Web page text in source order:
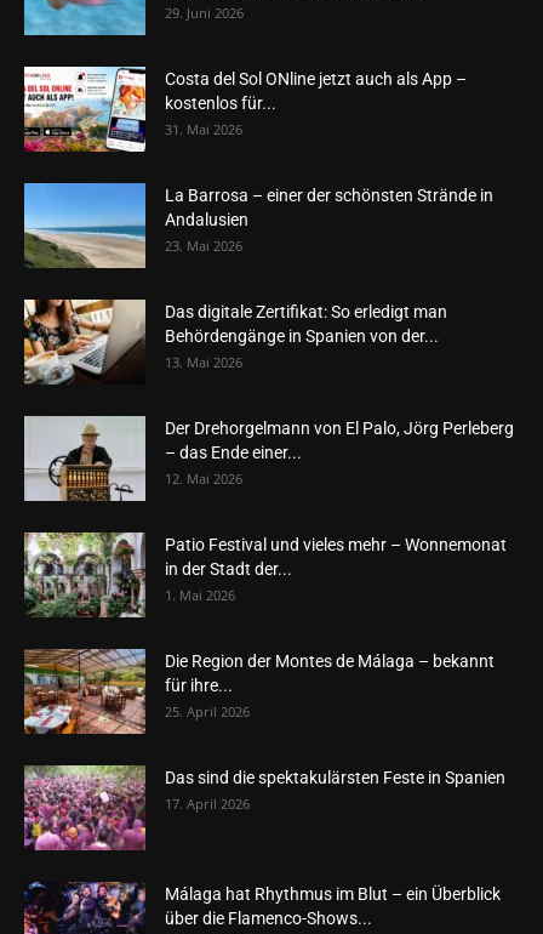
29. Juni 2026
Costa del Sol ONline jetzt auch als App –
kostenlos für...
31. Mai 2026
La Barrosa – einer der schönsten Strände in
Andalusien
23. Mai 2026
Das digitale Zertifikat: So erledigt man
Behördengänge in Spanien von der...
13. Mai 2026
Der Drehorgelmann von El Palo, Jörg Perleberg
– das Ende einer...
12. Mai 2026
Patio Festival und vieles mehr – Wonnemonat
in der Stadt der...
1. Mai 2026
Die Region der Montes de Málaga – bekannt
für ihre...
25. April 2026
Das sind die spektakulärsten Feste in Spanien
17. April 2026
Málaga hat Rhythmus im Blut – ein Überblick
über die Flamenco-Shows...